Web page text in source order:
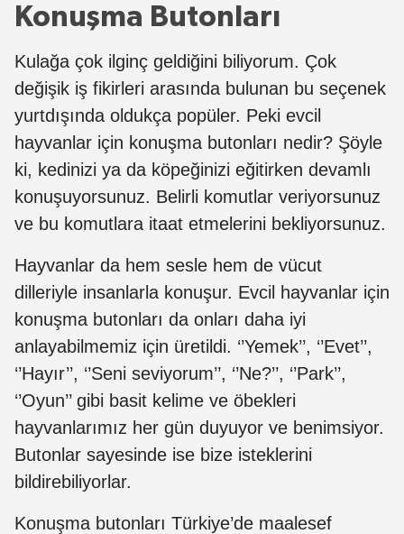
Konuşma Butonları
Kulağa çok ilginç geldiğini biliyorum. Çok
değişik iş fikirleri arasında bulunan bu seçenek
yurtdışında oldukça popüler. Peki evcil
hayvanlar için konuşma butonları nedir? Şöyle
ki, kedinizi ya da köpeğinizi eğitirken devamlı
konuşuyorsunuz. Belirli komutlar veriyorsunuz
ve bu komutlara itaat etmelerini bekliyorsunuz.
Hayvanlar da hem sesle hem de vücut
dilleriyle insanlarla konuşur. Evcil hayvanlar için
konuşma butonları da onları daha iyi
anlayabilmemiz için üretildi. ‘’Yemek’’, ‘’Evet’’,
‘’Hayır’’, ‘’Seni seviyorum’’, ‘’Ne?’’, ‘’Park’’,
‘’Oyun’’ gibi basit kelime ve öbekleri
hayvanlarımız her gün duyuyor ve benimsiyor.
Butonlar sayesinde ise bize isteklerini
bildirebiliyorlar.
Konuşma butonları Türkiye’de maalesef